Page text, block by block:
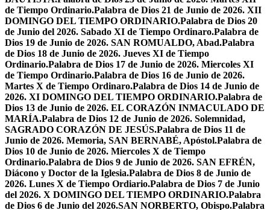
de Tiempo Ordinario.Palabra de Dios 21 de Junio de 2026. XII
DOMINGO DEL TIEMPO ORDINARIO.Palabra de Dios 20
de Junio del 2026. Sabado XI de Tiempo Ordinaro.Palabra de
Dios 19 de Junio de 2026. SAN ROMUALDO, Abad.Palabra
de Dios 18 de Junio de 2026. Jueves XI de Tiempo
Ordinario.Palabra de Dios 17 de Junio de 2026. Miercoles XI
de Tiempo Ordinario.Palabra de Dios 16 de Junio de 2026.
Martes X de Tiempo Ordinaro.Palabra de Dios 14 de Junio de
2026. XI DOMINGO DEL TIEMPO ORDINARIO.Palabra de
Dios 13 de Junio de 2026. EL CORAZÓN INMACULADO DE
MARÍA.Palabra de Dios 12 de Junio de 2026. Solemnidad,
SAGRADO CORAZÓN DE JESÚS.Palabra de Dios 11 de
Junio de 2026. Memoria, SAN BERNABÉ, Apóstol.Palabra de
Dios 10 de Junio de 2026. Miercoles X de Tiempo
Ordinario.Palabra de Dios 9 de Junio de 2026. SAN EFRÉN,
Diácono y Doctor de la Iglesia.Palabra de Dios 8 de Junio de
2026. Lunes X de Tiempo Ordiario.Palabra de Dios 7 de Junio
del 2026. X DOMINGO DEL TIEMPO ORDINARIO.Palabra
de Dios 6 de Junio del 2026.SAN NORBERTO, Obispo.Palabra